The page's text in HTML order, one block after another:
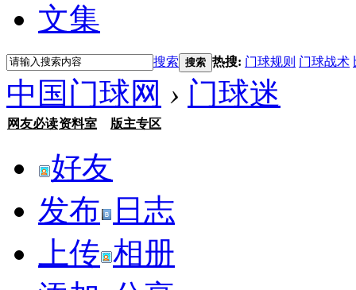
文集
搜索 搜索 热搜: 门球规则 门球战术
中国门球网 › 门球迷
网友必读资料室 版主专区
好友
发布
日志
上传 相册